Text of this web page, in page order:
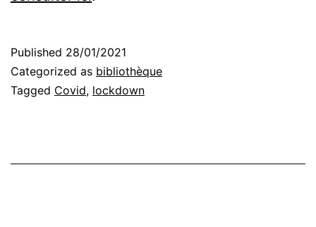
Published 28/01/2021
Categorized as bibliothèque
Tagged Covid, lockdown